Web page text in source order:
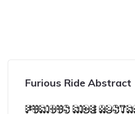
Furious Ride Abstract